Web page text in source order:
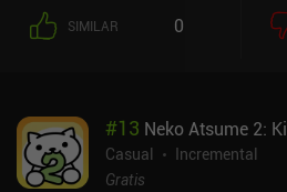
grandes, ya que te devorarán. Y trata
competidores y convertirte en el
Algunos de ellos nos empujan hacia
alejan, y ambos requieren estrategias
criaturas que intentan eludir nuestra
SIMILAR 0
#13 Neko Atsume 2:
Casual
Incremental
Gratis